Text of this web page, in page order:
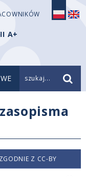
A+
szukaj...
Z CC-BY